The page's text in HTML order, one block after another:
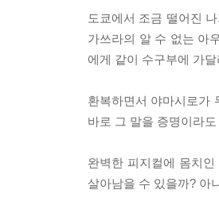
도쿄에서 조금 떨어진
가쓰라의 알 수 없는 아
에게 같이 수구부에 가
환복하면서 야마시로가
바로 그 말을 증명이라
완벽한 피지컬에 몸치
살아남을 수 있을까? 아